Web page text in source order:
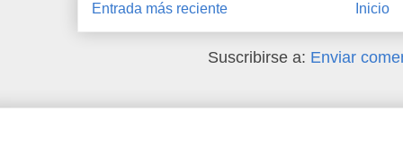
Entrada más reciente Inicio
Suscribirse a: Enviar